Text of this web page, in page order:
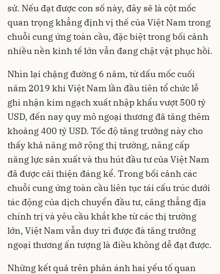
sử. Nếu đạt được con số này, đây sẽ là cột mốc
quan trọng khẳng định vị thế của Việt Nam trong
chuỗi cung ứng toàn cầu, đặc biệt trong bối cảnh
nhiều nền kinh tế lớn vẫn đang chật vật phục hồi.
Nhìn lại chặng đường 6 năm, từ dấu mốc cuối
năm 2019 khi Việt Nam lần đầu tiên tổ chức lễ
ghi nhận kim ngạch xuất nhập khẩu vượt 500 tỷ
USD, đến nay quy mô ngoại thương đã tăng thêm
khoảng 400 tỷ USD. Tốc độ tăng trưởng này cho
thấy khả năng mở rộng thị trường, nâng cấp
năng lực sản xuất và thu hút đầu tư của Việt Nam
đã được cải thiện đáng kể. Trong bối cảnh các
chuỗi cung ứng toàn cầu liên tục tái cấu trúc dưới
tác động của dịch chuyển đầu tư, căng thẳng địa
chính trị và yêu cầu khắt khe từ các thị trường
lớn, Việt Nam vẫn duy trì được đà tăng trưởng
ngoại thương ấn tượng là điều không dễ đạt được.
Những kết quả trên phản ánh hai yếu tố quan